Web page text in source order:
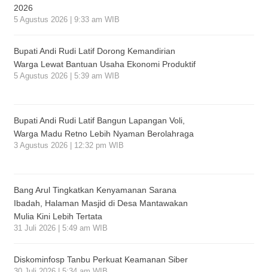
2026
5 Agustus 2026 | 9:33 am WIB
Bupati Andi Rudi Latif Dorong Kemandirian
Warga Lewat Bantuan Usaha Ekonomi Produktif
5 Agustus 2026 | 5:39 am WIB
Bupati Andi Rudi Latif Bangun Lapangan Voli,
Warga Madu Retno Lebih Nyaman Berolahraga
3 Agustus 2026 | 12:32 pm WIB
Bang Arul Tingkatkan Kenyamanan Sarana
Ibadah, Halaman Masjid di Desa Mantawakan
Mulia Kini Lebih Tertata
31 Juli 2026 | 5:49 am WIB
Diskominfosp Tanbu Perkuat Keamanan Siber